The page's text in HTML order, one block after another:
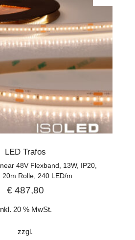
LED Trafos
48V Flexband, 13W, IP20,
20m Rolle, 240 LED/m
€487,80
20 % MwSt.
zzgl.